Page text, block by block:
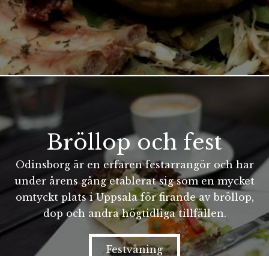
Bröllop och fest
Odinsborg är en erfaren festarrangör och har
under årens gång etablerat sig som en mycket
omtyckt plats i Uppsala för firande av bröllop,
dop och andra högtidliga tillfällen.
Festvåning